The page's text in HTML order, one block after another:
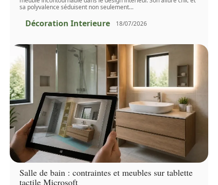
sa polyvalence séduisent non seulement…
Décoration Interieure 18/07/2026
Salle de bain : contraintes et meubles sur tablette
tactile Microsoft